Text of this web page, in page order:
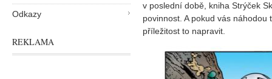
v poslední době, kniha Strýček
povinnost. A pokud vás
příležitost to napravit.
Odkazy
REKLAMA